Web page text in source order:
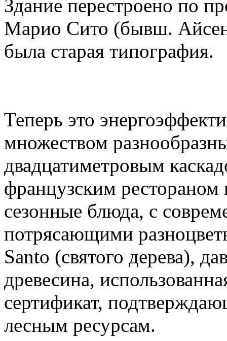
Здание перестроено по
Марио Сито (бывш.
была старая типография.
Теперь это
множеством
двадцатиметровым
французским
сезонные блюда, с
потрясающими
Santo (святого дерева),
древесина,
сертификат,
лесным ресурсам.